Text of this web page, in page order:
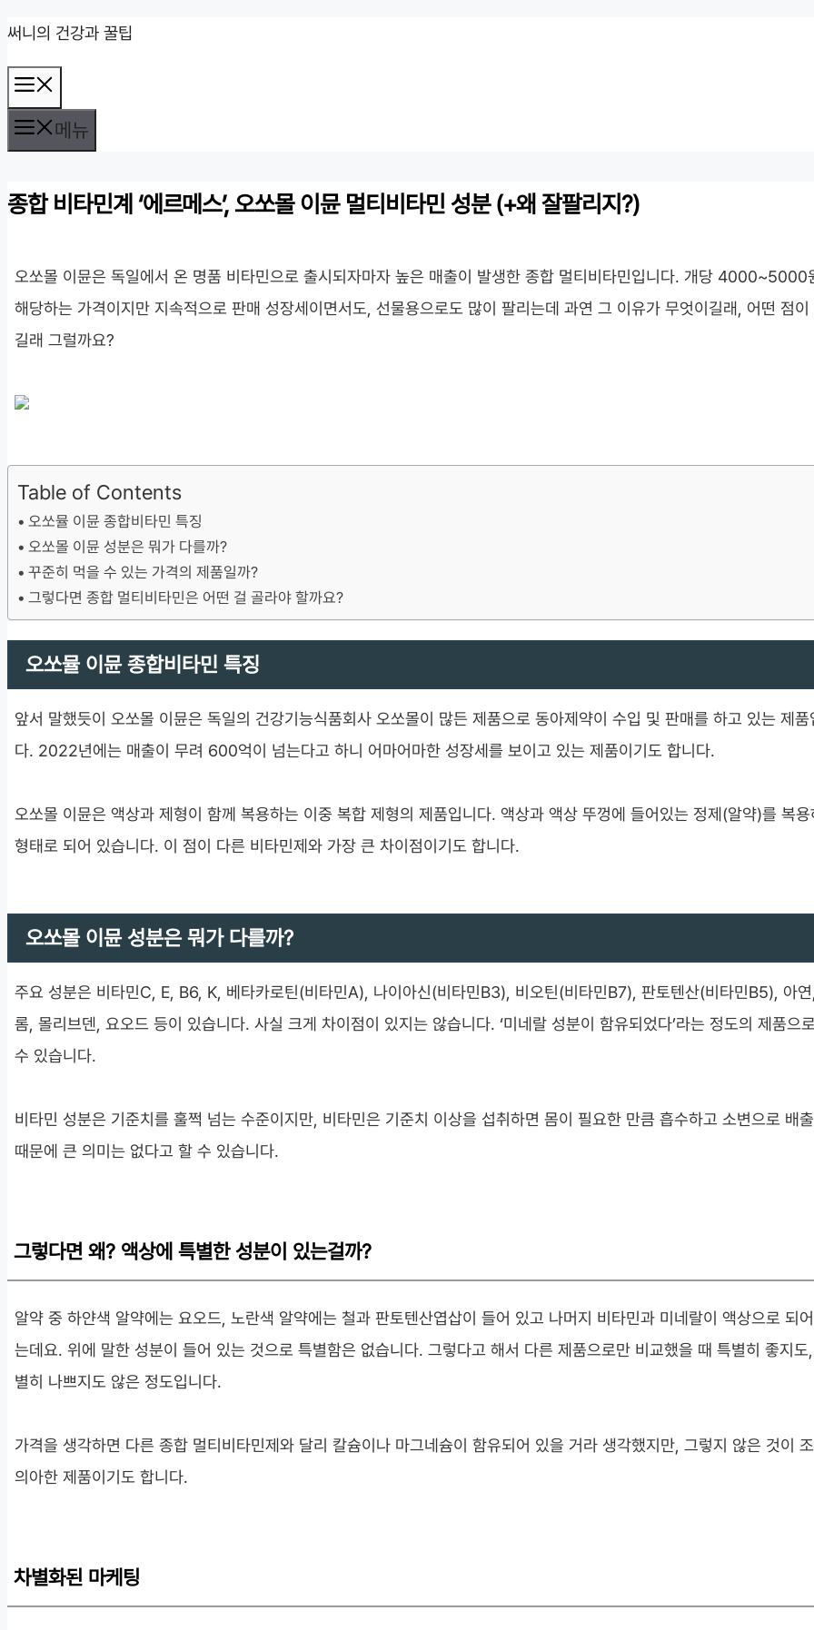
컨
텐
츠
로
너
써니의 건강과 꿀팁
뉴
메뉴
종합 비타민계 ‘에르메스’, 오쏘몰 이뮨 멀티비타민 성분 (+왜 잘팔리지?)
오쏘몰 이뮨은 독일에서 온 명품 비타민으로 출시되자마자 높은 매출이 발생한 종합 멀티비타민입니다. 개당 4000~5000
해당하는 가격이지만 지속적으로 판매 성장세이면서도, 선물용으로도 많이 팔리는데 과연 그 이유가 무엇이길래, 어떤 점이
길래 그럴까요?
Table of Contents
오쏘뮬 이뮨 종합비타민 특징
오쏘몰 이뮨 성분은 뭐가 다를까?
꾸준히 먹을 수 있는 가격의 제품일까?
그렇다면 종합 멀티비타민은 어떤 걸 골라야 할까요?
오쏘뮬 이뮨 종합비타민 특징
앞서 말했듯이 오쏘몰 이뮨은 독일의 건강기능식품회사 오쏘몰이 많든 제품으로 동아제약이 수입 및 판매를 하고 있는 제품
다. 2022년에는 매출이 무려 600억이 넘는다고 하니 어마어마한 성장세를 보이고 있는 제품이기도 합니다.
오쏘몰 이뮨은 액상과 제형이 함께 복용하는 이중 복합 제형의 제품입니다. 액상과 액상 뚜껑에 들어있는 정제(알약)를 복용
형태로 되어 있습니다. 이 점이 다른 비타민제와 가장 큰 차이점이기도 합니다.
오쏘몰 이뮨 성분은 뭐가 다를까?
주요 성분은 비타민C, E, B6, K, 베타카로틴(비타민A), 나이아신(비타민B3), 비오틴(비타민B7), 판토텐산(비타민B5), 아
롬, 몰리브덴, 요오드 등이 있습니다. 사실 크게 차이점이 있지는 않습니다. ‘미네랄 성분이 함유되었다’라는 정도의 제품으
수 있습니다.
비타민 성분은 기준치를 훌쩍 넘는 수준이지만, 비타민은 기준치 이상을 섭취하면 몸이 필요한 만큼 흡수하고 소변으로 배
때문에 큰 의미는 없다고 할 수 있습니다.
그렇다면 왜? 액상에 특별한 성분이 있는걸까?
알약 중 하얀색 알약에는 요오드, 노란색 알약에는 철과 판토텐산엽삽이 들어 있고 나머지 비타민과 미네랄이 액상으로 되
는데요. 위에 말한 성분이 들어 있는 것으로 특별함은 없습니다. 그렇다고 해서 다른 제품으로만 비교했을 때 특별히 좋지도
별히 나쁘지도 않은 정도입니다.
가격을 생각하면 다른 종합 멀티비타민제와 달리 칼슘이나 마그네슘이 함유되어 있을 거라 생각했지만, 그렇지 않은 것이
의아한 제품이기도 합니다.
차별화된 마케팅